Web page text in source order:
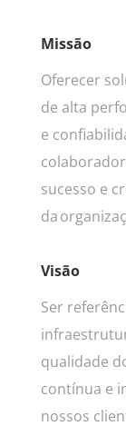
Missão
Oferecer
de alta
e
sucesso e
da
Visão
Ser
qualidade
contínua e
nossos